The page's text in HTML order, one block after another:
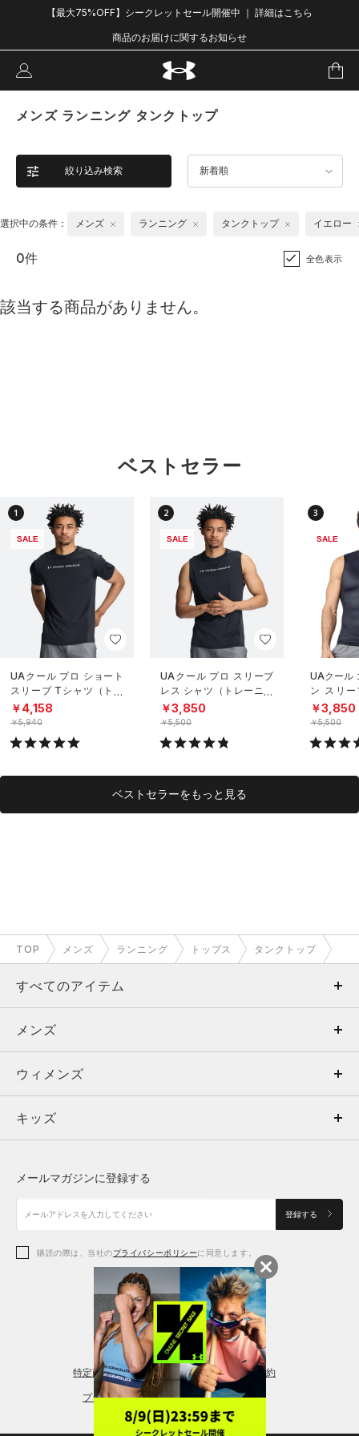
【最大75%OFF】シークレットセール開催中 ｜ 詳細はこちら
商品のお届けに関するお知らせ
メンズ ランニング タンクトップ
絞り込み検索 新着順
選択中の条件： メンズ ランニング タンクトップ イエロー
0件 全色表示
該当する商品がありません。
ベストセラー
1
SALE
UAクール プロ ショート
スリーブ Tシャツ（トレ
ーニング/MEN）
￥4,158
￥5,940
2
SALE
UAクール プロ スリーブ
レス シャツ（トレーニン
グ/MEN）
￥3,850
￥5,500
3
SALE
UAクール
ン スリ
（トレー
￥3,850
￥5,500
ベストセラーをもっと見る
TOP メンズ ランニング トップス タンクトップ
すべてのアイテム
メンズ
ウィメンズ
キッズ
アクセサリー
メンズ
トップス
ボトムス
アクセサリー
ウィメンズ
トップス
シューズ
アクセサリー
レギンス＆タイツ
キッズ
シューズ
メールマガジンに登録する
登録する
購読の際は、当社のプライバシーポリシーに同意します。
特定商取引法に基づく通販の表記 会員規約
プライバシーポリシー